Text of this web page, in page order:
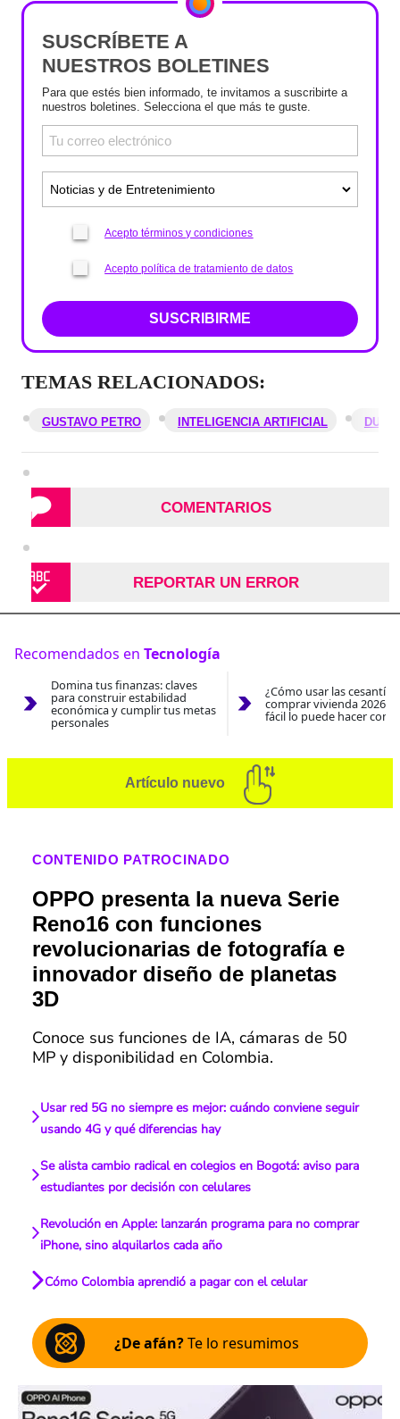
SUSCRÍBETE A
NUESTROS BOLETINES
Para que estés bien informado, te invitamos a suscribirte a
nuestros boletines. Selecciona el que más te guste.
Acepto términos y condiciones
Acepto política de tratamiento de datos
SUSCRIBIRME
TEMAS RELACIONADOS:
GUSTAVO PETRO INTELIGENCIA ARTIFICIAL DUBÁI
COMENTARIOS
REPORTAR UN ERROR
Recomendados en Tecnología
Domina tus finanzas: claves
para construir estabilidad
económica y cumplir tus metas
personales
¿Cómo usar las
comprar vivienda 2026?
fácil lo puede hacer con
Artículo nuevo
CONTENIDO PATROCINADO
OPPO presenta la nueva Serie
Reno16 con funciones
revolucionarias de fotografía e
innovador diseño de planetas
3D
Conoce sus funciones de IA, cámaras de 50
MP y disponibilidad en Colombia.
Usar red 5G no siempre es mejor: cuándo conviene seguir
usando 4G y qué diferencias hay
Se alista cambio radical en colegios en Bogotá: aviso para
estudiantes por decisión con celulares
Revolución en Apple: lanzarán programa para no comprar
iPhone, sino alquilarlos cada año
Cómo Colombia aprendió a pagar con el celular
¿De afán?Te lo resumimos